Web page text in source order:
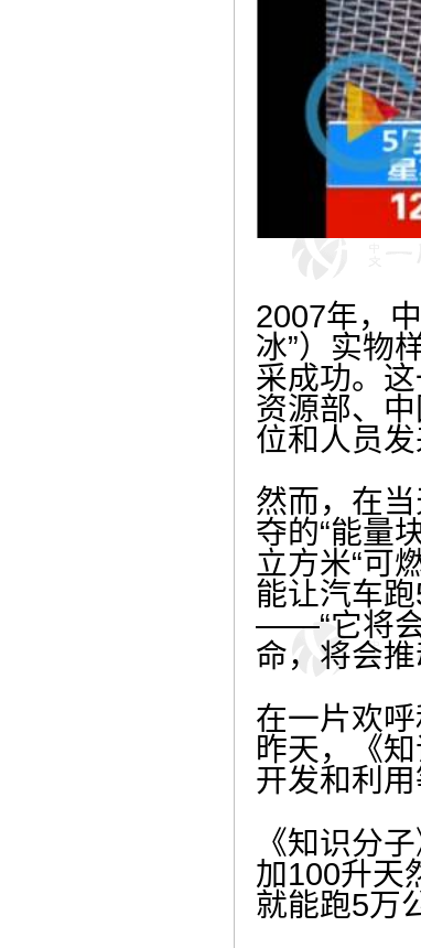
2007年，
冰”）实物
采成功。
资源部、
位和人员发
然而，在
夺的“能量
立方米“可
能让汽车
——“它将会
命，将会推
在一片欢
昨天，《
开发和利用
《知识分
加100升天
就能跑5万